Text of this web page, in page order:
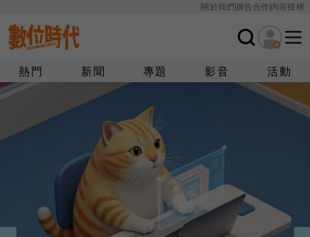
關於我們廣告合作內容授權
熱門 新聞 專題 影音 活動